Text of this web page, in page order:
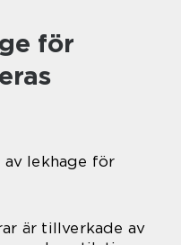
för
lekhage för
är tillverkade av